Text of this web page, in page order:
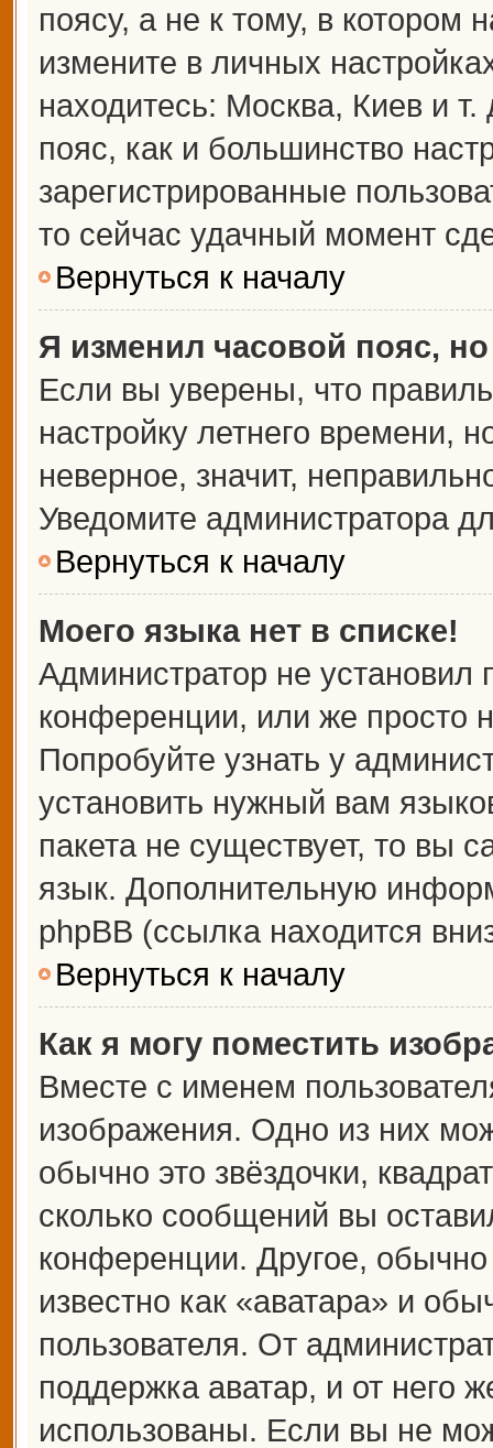
поясу, а не к тому, в котором
измените в личных
находитесь: Москва, Киев и
пояс, как и большинство
зарегистрированные
то сейчас удачный момент
Вернуться к началу
Я изменил часовой пояс,
Если вы уверены, что
настройку летнего времени,
неверное, значит,
Уведомите администратора
Вернуться к началу
Моего языка нет в списке!
Администратор не установил
конференции, или же просто
Попробуйте узнать у
установить нужный вам
пакета не существует, то вы
язык. Дополнительную
phpBB (ссылка находится
Вернуться к началу
Как я могу поместить
Вместе с именем
изображения. Одно из них
обычно это звёздочки,
сколько сообщений вы
конференции. Другое,
известно как «аватара» и
пользователя. От
поддержка аватар, и от него
использованы. Если вы не